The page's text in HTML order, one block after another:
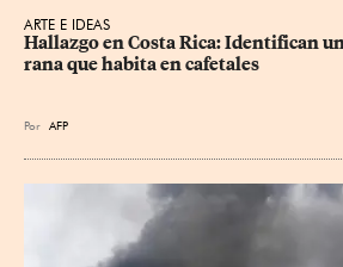
ARTE E IDEAS
Hallazgo en Costa Rica: Identifican
rana que habita en cafetales
Por AFP